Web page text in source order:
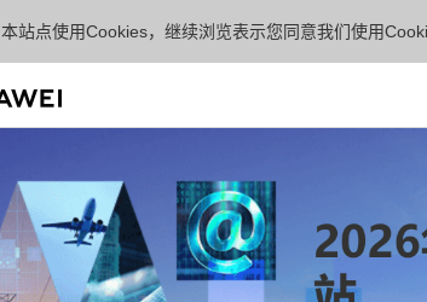
本站点使用Cookies，继续浏览表示您同意我们使用